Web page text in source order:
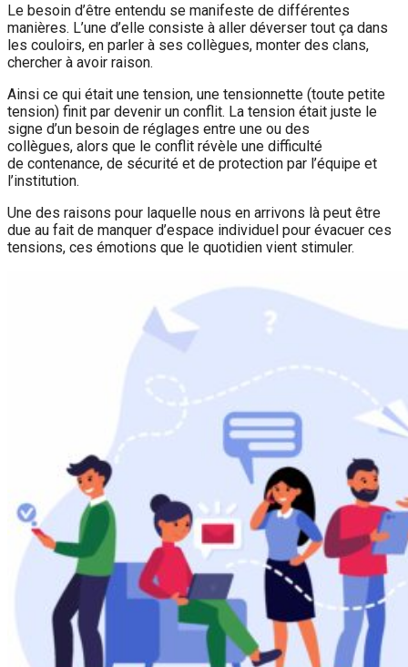
Le besoin d’être entendu se manifeste de différentes
manières. L’une d’elle consiste à aller déverser tout ça dans
les couloirs, en parler à ses collègues, monter des clans,
chercher à avoir raison.
Ainsi ce qui était une tension, une tensionnette (toute petite
tension) finit par devenir un conflit. La tension était juste le
signe d’un besoin de réglages entre une ou des
collègues, alors que le conflit révèle une difficulté
de contenance, de sécurité et de protection par l’équipe et
l’institution.
Une des raisons pour laquelle nous en arrivons là peut être
due au fait de manquer d’espace individuel pour évacuer ces
tensions, ces émotions que le quotidien vient stimuler.